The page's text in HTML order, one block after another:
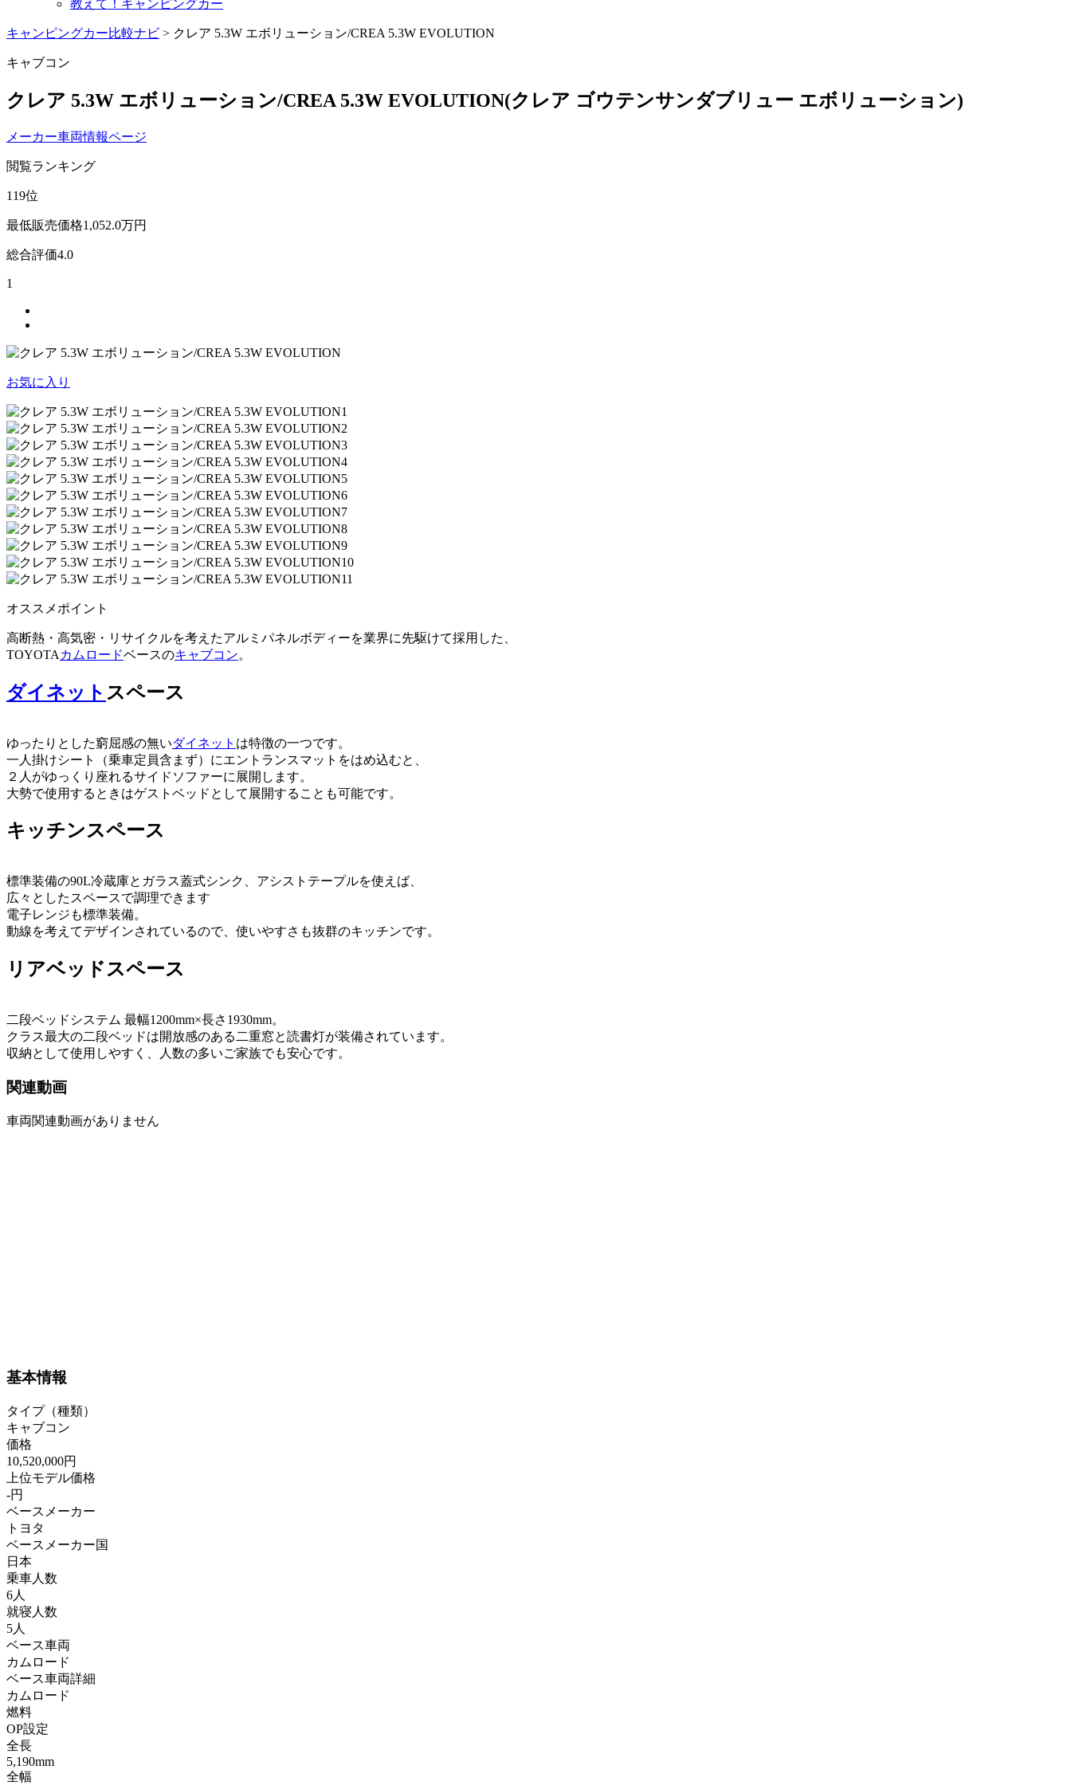
教えて！キャンピングカー
キャンピングカー比較ナビ > クレア 5.3W エボリューション/CREA 5.3W EVOLUTION
キャブコン
クレア 5.3W エボリューション/CREA 5.3W EVOLUTION(クレア ゴウテンサンダブリュー エボリューション)
メーカー車両情報ページ
閲覧ランキング
119位
最低販売価格1,052.0万円
総合評価4.0
1
お気に入り
オススメポイント
高断熱・高気密・リサイクルを考えたアルミパネルボディーを業界に先駆けて採用した、
TOYOTA カムロードベースのキャブコン。
ダイネット スペース
ゆったりとした窮屈感の無いダイネット は特徴の一つです。
一人掛けシート（乗車定員含まず）にエントランスマットをはめ込むと、
２人がゆっくり座れるサイドソファーに展開します。
大勢で使用するときはゲストベッドとして展開することも可能です。
キッチンスペース
標準装備の90L冷蔵庫とガラス蓋式シンク、アシストテープルを使えば、
広々としたスペースで調理できます
電子レンジも標準装備。
動線を考えてデザインされているので、使いやすさも抜群のキッチンです。
リアベッドスペース
二段ベッドシステム 最幅1200mm×長さ1930mm。
クラス最大の二段ベッドは開放感のある二重窓と読書灯が装備されています。
収納として使用しやすく、人数の多いご家族でも安心です。
関連動画
車両関連動画がありません
基本情報
タイプ（種類）
キャブコン
価格
10,520,000円
上位モデル価格
-円
ベースメーカー
トヨタ
ベースメーカー国
日本
乗車人数
6人
就寝人数
5人
ベース車両
カムロード
ベース車両詳細
カムロード
燃料
OP設定
全長
5,190mm
全幅